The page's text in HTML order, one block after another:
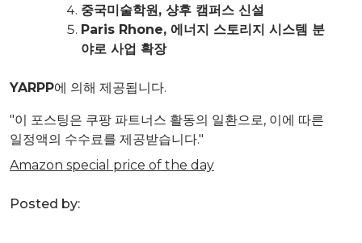
중국미술학원, 샹후 캠퍼스 신설
Paris Rhone, 에너지 스토리지 시스템 분
야로 사업 확장
YARPP에 의해 제공됩니다.
"이 포스팅은 쿠팡 파트너스 활동의 일환으로, 이에 따른
일정액의 수수료를 제공받습니다."
Amazon special price of the day
Posted by: